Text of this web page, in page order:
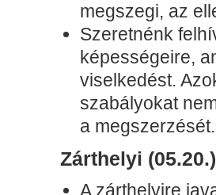
megszegi, az
Szeretnénk
képességeire,
viselkedést.
szabályokat
a megszerzését.
Zárthelyi
A zárthelyire